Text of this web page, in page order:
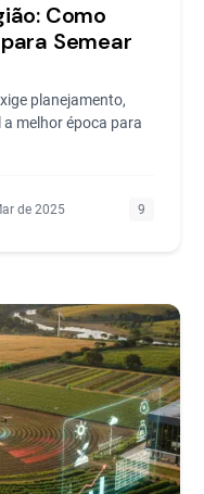
Como
Semear
planejamento,
a melhor época para
de 2025 9